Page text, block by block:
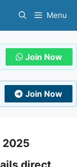
Menu
Join Now
Join Now
2025